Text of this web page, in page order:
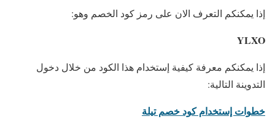
إذا يمكنكم التعرف الان على رمز كود الخصم وهو:
YLXO
إذا يمكنكم معرفة كيفية إستخدام هذا الكود من خلال دخول
التدوينة التالية:
خطوات إستخدام كود خصم تيلة